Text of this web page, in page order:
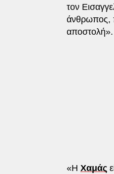
τον
άνθρωπος,
αποστολή».
«Η Χαμάς